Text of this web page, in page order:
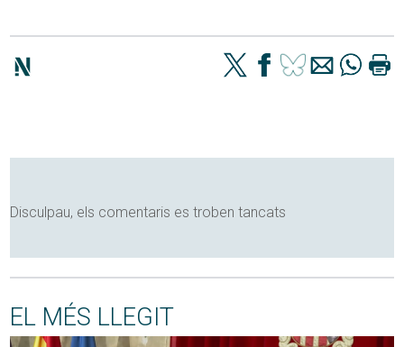
Disculpau, els comentaris es troben tancats
EL MÉS LLEGIT